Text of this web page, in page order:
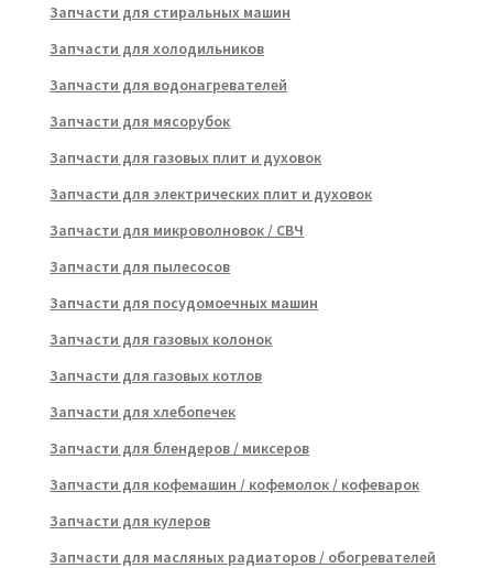
Запчасти для стиральных машин
Запчасти для холодильников
Запчасти для водонагревателей
Запчасти для мясорубок
Запчасти для газовых плит и духовок
Запчасти для электрических плит и духовок
Запчасти для микроволновок / СВЧ
Запчасти для пылесосов
Запчасти для посудомоечных машин
Запчасти для газовых колонок
Запчасти для газовых котлов
Запчасти для хлебопечек
Запчасти для блендеров / миксеров
Запчасти для кофемашин / кофемолок / кофеварок
Запчасти для кулеров
Запчасти для масляных радиаторов / обогревателей